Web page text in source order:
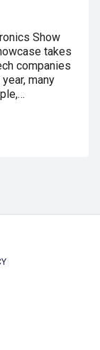
Show
takes
companies
many